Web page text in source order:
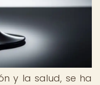
y la salud, se ha